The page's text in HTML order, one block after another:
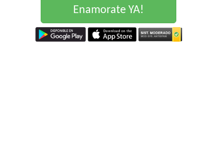
Enamorate YA!